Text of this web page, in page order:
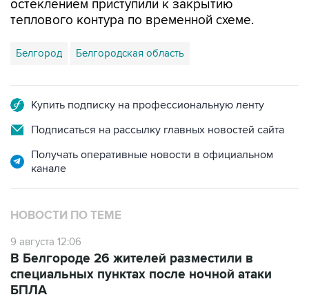
Белгород Белгородская область
Подписаться на рассылку главных новостей сайта
Получать оперативные новости в официальном
НОВОСТИ ПО ТЕМЕ
9 августа 12:06
специальных пунктах после ночной атаки
БПЛА